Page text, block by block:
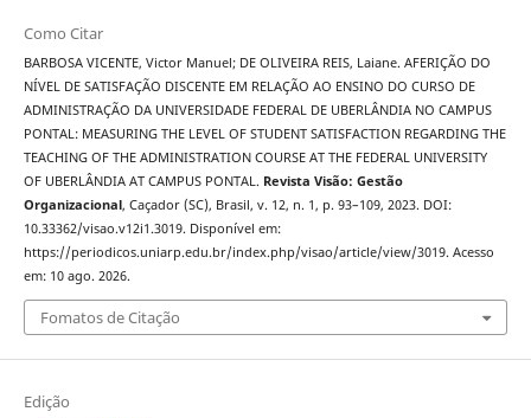
Como Citar
BARBOSA VICENTE, Victor Manuel; DE OLIVEIRA REIS, Laiane. AFERIÇÃO DO
NÍVEL DE SATISFAÇÃO DISCENTE EM RELAÇÃO AO ENSINO DO CURSO DE
ADMINISTRAÇÃO DA UNIVERSIDADE FEDERAL DE UBERLÂNDIA NO CAMPUS
PONTAL: MEASURING THE LEVEL OF STUDENT SATISFACTION REGARDING THE
TEACHING OF THE ADMINISTRATION COURSE AT THE FEDERAL UNIVERSITY
OF UBERLÂNDIA AT CAMPUS PONTAL. Revista Visão: Gestão
Organizacional, Caçador (SC), Brasil, v. 12, n. 1, p. 93–109, 2023. DOI:
10.33362/visao.v12i1.3019. Disponível em:
https://periodicos.uniarp.edu.br/index.php/visao/article/view/3019. Acesso
em: 10 ago. 2026.
Fomatos de Citação
Edição